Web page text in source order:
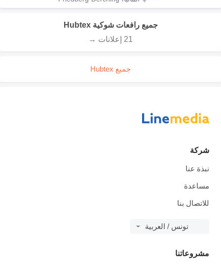
جميع رافعات شوكية Hubtex
21 إعلانات →
جميع Hubtex
شركة
نبذة عنا
مساعدة
للاتصال بنا
تونس / العربية
مشروعاتنا